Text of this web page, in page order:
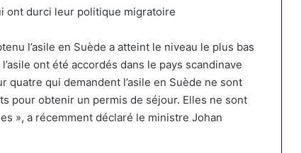
ont durci leur politique migratoire
l’asile en Suède a atteint le niveau le plus bas
ont été accordés dans le pays scandinave
quatre qui demandent l’asile en Suède ne sont
pour obtenir un permis de séjour. Elles ne sont
», a récemment déclaré le ministre Johan